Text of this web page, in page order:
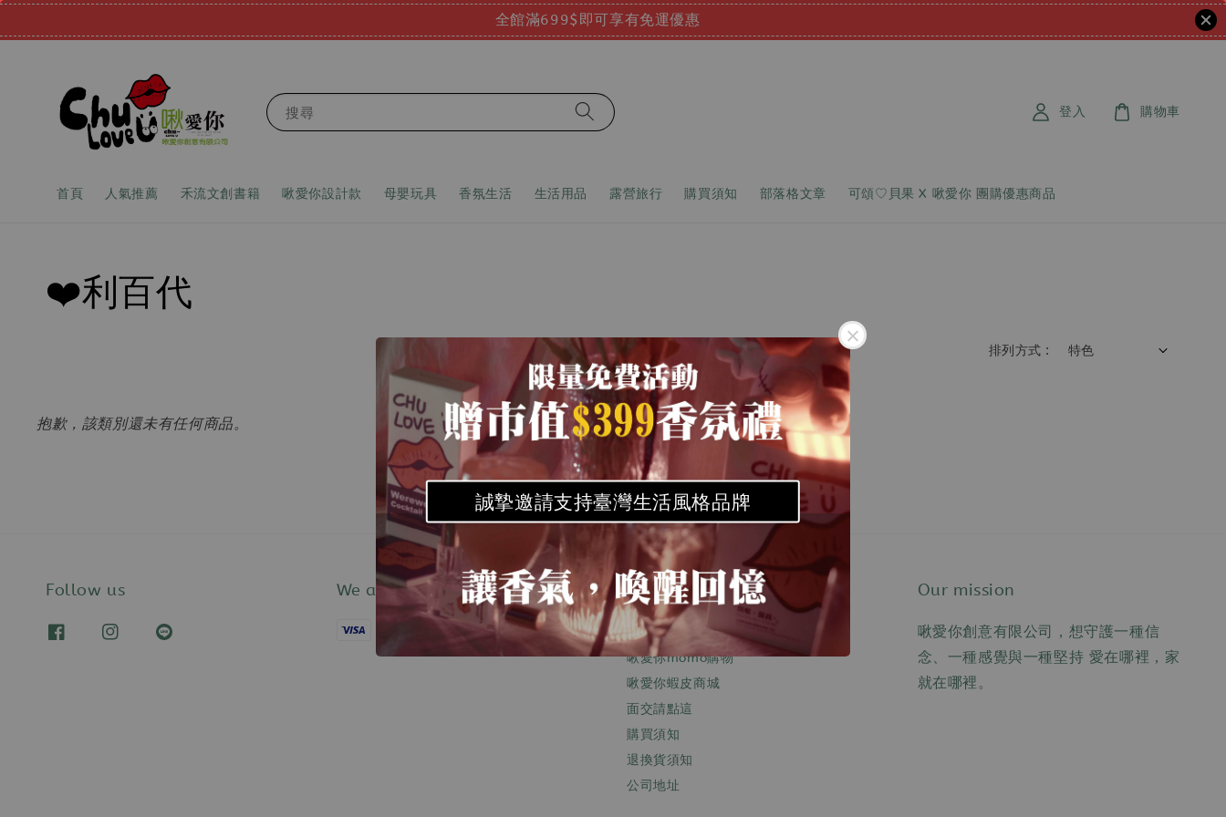
全館滿699$即可享有免運優惠
誠摯邀請支持臺灣生活風格品牌
搜尋
首頁 人氣推薦 禾流文創書籍 啾愛你設計款 母嬰玩具 香氛生活 生活用品 露營旅行 購買須知 部落格文章 可頌♡貝果 X 啾愛你 團購優惠商品
登入 購物車
❤️利百代
排列方式 :
抱歉，該類別還未有任何商品。
Follow us We accept Quick links
關於啾愛你
啾愛你momo購物
啾愛你蝦皮商城
面交請點這
購買須知
退換貨須知
公司地址
Our mission
啾愛你創意有限公司，想守護一種信
念、一種感覺與一種堅持 愛在哪裡，家
就在哪裡。